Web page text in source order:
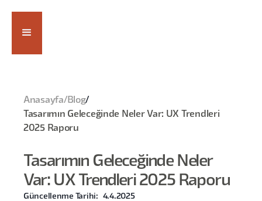
Anasayfa/ Blog/
Tasarımın Geleceğinde Neler Var: UX Trendleri
2025 Raporu
Tasarımın Geleceğinde Neler
Var: UX Trendleri 2025 Raporu
Güncellenme Tarihi: 4.4.2025